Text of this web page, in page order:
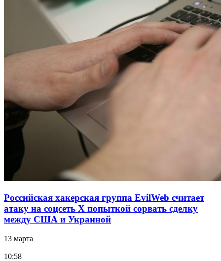
Российская хакерская группа EvilWeb считает
атаку на соцсеть Х попыткой сорвать сделку
между США и Украиной
13 марта
10:58